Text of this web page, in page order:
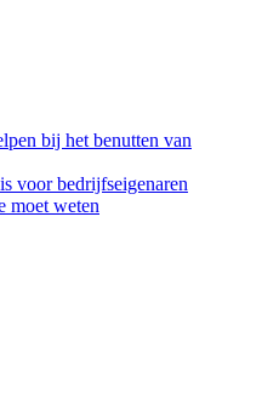
bij het benutten van
voor bedrijfseigenaren
moet weten